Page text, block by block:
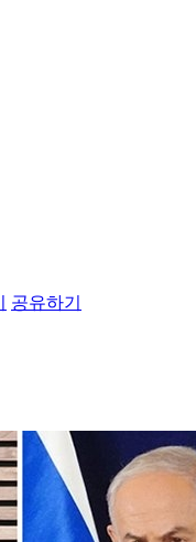
공유하기